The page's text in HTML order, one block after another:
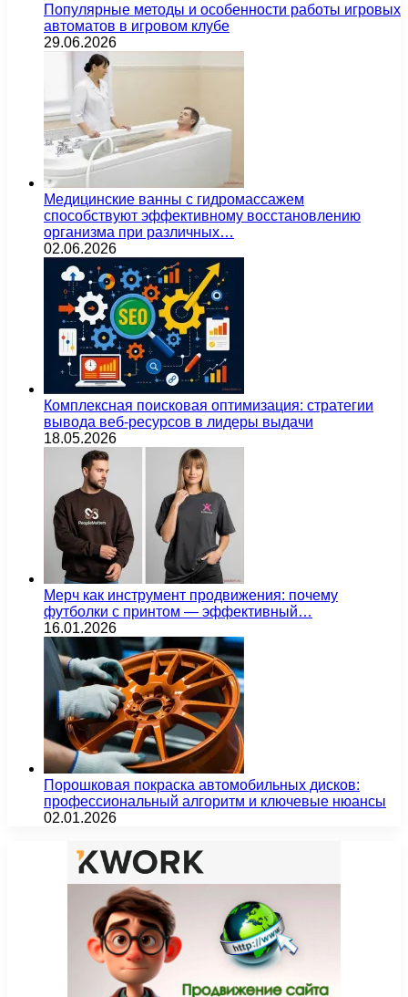
Популярные методы и особенности работы игровых
автоматов в игровом клубе
29.06.2026
Медицинские ванны с гидромассажем
способствуют эффективному восстановлению
организма при различных…
02.06.2026
Комплексная поисковая оптимизация: стратегии
вывода веб-ресурсов в лидеры выдачи
18.05.2026
Мерч как инструмент продвижения: почему
футболки с принтом — эффективный…
16.01.2026
Порошковая покраска автомобильных дисков:
профессиональный алгоритм и ключевые нюансы
02.01.2026